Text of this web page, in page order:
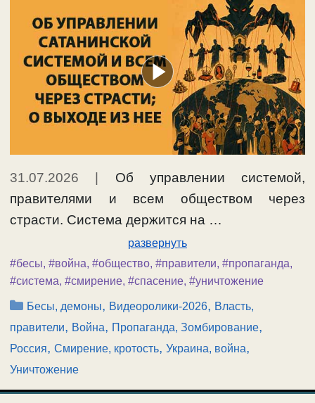
31.07.2026
Об управлении системой,
правителями и всем обществом через
страсти. Система держится на …
развернуть
#бесы, #война, #общество, #правители, #пропаганда,
#система, #смирение, #спасение, #уничтожение
Рубрики
Бесы, демоны, Видеоролики-2026, Власть,
правители, Война, Пропаганда, Зомбирование,
Россия, Смирение, кротость, Украина, война,
Уничтожение